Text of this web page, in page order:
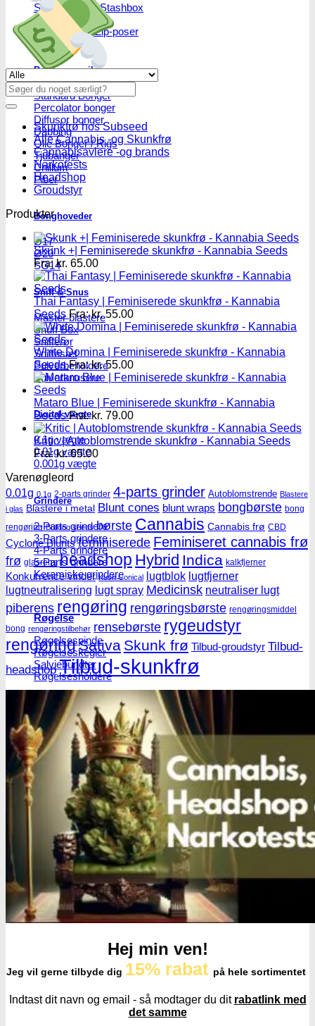
Skulekasser / Stashbox
Zip-poser
NO SMELL | Zip-poser
Jointbox
Bonger og piber
Standard Bonger
Percolator bonger
Diffusor bonger
Dabbing
Olie Bonger / Rigs
Tjubanger
Chillum
Piber
Bonghoveder
Ø17
Ø20
SG14
Sniff & Snus
Master blastere
Snuff Box
Snifferør
Sniffesæt
Pulverbeholdere
Pulverknusere
Digital vægte
0,1g vægte
0,01g vægte
0,001g vægte
Grindere
2-Parts grindere
3-Parts grindere
4-Parts grindere
5-Parts grindere
Keramiske grindere
Røgelse
Røgelsespinde
Røgelseskegler
Salviebundter
Røgelsesholdere
Rengøring
Lugt- og duftfjernere
Glasrens
Børster
Tilbehør
Se alle tilbud her
Søg
efter:
Skunkfrø hos Subseed
Alle Cannabis -og Skunkfrø
Cannabisavlere -og brands
Narkotests
Headshop
Groudstyr
Produkter
Skunk +| Feminiserede skunkfrø - Kannabia Seeds
Fra:kr. 65.00
Thai Fantasy | Feminiserede skunkfrø - Kannabia
Seeds Fra:kr.55.00
White Domina | Feminiserede skunkfrø - Kannabia
Seeds Fra:kr.55.00
Mataro Blue | Feminiserede skunkfrø - Kannabia
Seeds Fra:kr. 79.00
Kritic | Autoblomstrende skunkfrø - Kannabia Seeds
Fra:kr.65.00
Varenøgleord
0.01g 0.1g 2-parts grinder 4-parts grinder Autoblomstrende Blastere
i glas Blastere i metal Blunt cones blunt wraps bongbørste bong
rengøring Bulldog seeds børste Cannabis Cannabis frø CBD
Cyclone Blunts feminiserede Feminiseret cannabis frø
frø glasrens headshop Hybrid Indica kalkfjerner
Konkurrence vinder Kush Conical lugtblok lugtfjerner
lugtneutralisering lugt spray Medicinsk neutraliser lugt
piberens rengøring rengøringsbørste rengøringsmiddel
bong rengøringstilbehør rensebørste rygeudstyr
rengøringSativa Skunk frø Tilbud-groudstyr Tilbud-
headshop Tilbud-skunkfrø
Hej min ven!
Jeg vil gerne tilbyde dig 15% rabat på hele sortimentet
Indtast dit navn og email - så modtager du dit rabatlink med
det samme